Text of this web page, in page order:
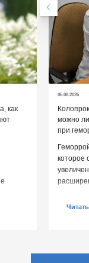
как
06.08.2026
можно
при
которое